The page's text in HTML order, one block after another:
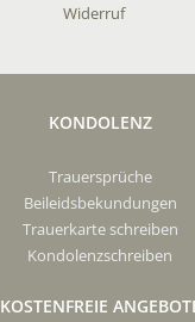
Widerruf
KONDOLENZ
Trauersprüche
Beileidsbekundungen
Trauerkarte schreiben
Kondolenzschreiben
KOSTENFREIE